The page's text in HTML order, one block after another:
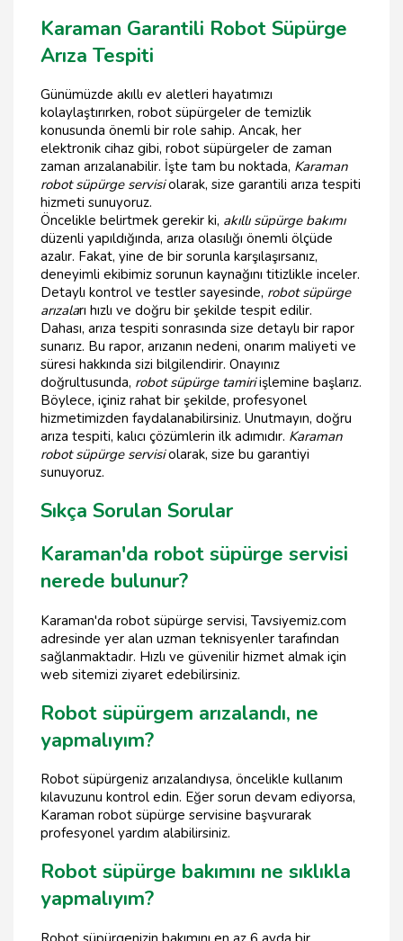
Karaman Garantili Robot Süpürge
Arıza Tespiti
Günümüzde akıllı ev aletleri hayatımızı
kolaylaştırırken, robot süpürgeler de temizlik
konusunda önemli bir role sahip. Ancak, her
elektronik cihaz gibi, robot süpürgeler de zaman
zaman arızalanabilir. İşte tam bu noktada, Karaman
robot süpürge servisiolarak, size garantili arıza tespiti
hizmeti sunuyoruz.
Öncelikle belirtmek gerekir ki, akıllı süpürge bakımı
düzenli yapıldığında, arıza olasılığı önemli ölçüde
azalır. Fakat, yine de bir sorunla karşılaşırsanız,
deneyimli ekibimiz sorunun kaynağını titizlikle inceler.
Detaylı kontrol ve testler sayesinde, robot süpürge
arızaları hızlı ve doğru bir şekilde tespit edilir.
Dahası, arıza tespiti sonrasında size detaylı bir rapor
sunarız. Bu rapor, arızanın nedeni, onarım maliyeti ve
süresi hakkında sizi bilgilendirir. Onayınız
doğrultusunda, robot süpürge tamiriişlemine başlarız.
Böylece, içiniz rahat bir şekilde, profesyonel
hizmetimizden faydalanabilirsiniz. Unutmayın, doğru
arıza tespiti, kalıcı çözümlerin ilk adımıdır. Karaman
robot süpürge servisiolarak, size bu garantiyi
sunuyoruz.
Sıkça Sorulan Sorular
Karaman'da robot süpürge servisi
nerede bulunur?
Karaman'da robot süpürge servisi, Tavsiyemiz.com
adresinde yer alan uzman teknisyenler tarafından
sağlanmaktadır. Hızlı ve güvenilir hizmet almak için
web sitemizi ziyaret edebilirsiniz.
Robot süpürgem arızalandı, ne
yapmalıyım?
Robot süpürgeniz arızalandıysa, öncelikle kullanım
kılavuzunu kontrol edin. Eğer sorun devam ediyorsa,
Karaman robot süpürge servisine başvurarak
profesyonel yardım alabilirsiniz.
Robot süpürge bakımını ne sıklıkla
yapmalıyım?